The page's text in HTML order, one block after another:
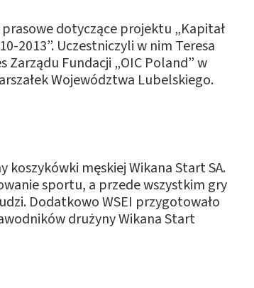
prasowe dotyczące projektu „Kapitał
2013”. Uczestniczyli w nim Teresa
Zarządu Fundacji „OIC Poland” w
Województwa Lubelskiego.
koszykówki męskiej Wikana Start SA.
sportu, a przede wszystkim gry
Dodatkowo WSEI przygotowało
drużyny Wikana Start